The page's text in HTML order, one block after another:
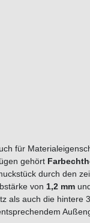
für
gehört
durch den
von 1,2 mm
als auch die hintere